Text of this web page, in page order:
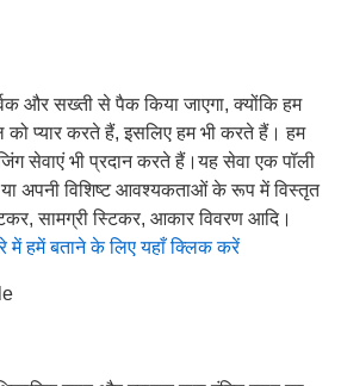
और सख्ती से पैक किया जाएगा, क्योंकि हम
प्यार करते हैं, इसलिए हम भी करते हैं। हम
सेवाएं भी प्रदान करते हैं।यह सेवा एक पॉली
अपनी विशिष्ट आवश्यकताओं के रूप में विस्तृत
सामग्री स्टिकर, आकार विवरण आदि।
हमें बताने के लिए यहाँ क्लिक करें